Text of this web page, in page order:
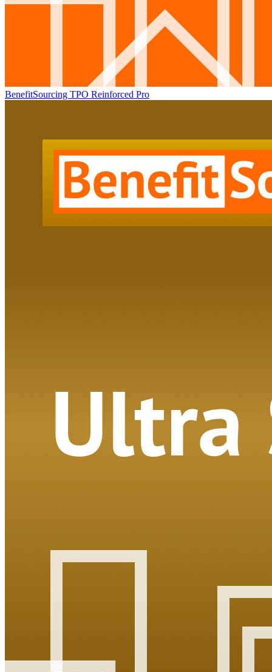
BenefitSourcing TPO Reinforced Pro